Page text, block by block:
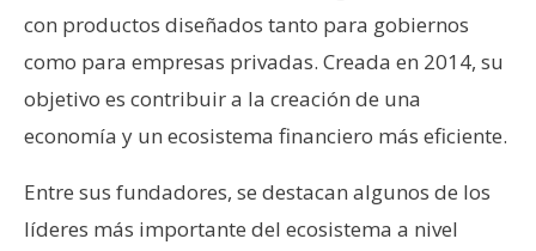
A
n
á
con productos diseñados tanto para gobiernos
como para empresas privadas. Creada en 2014, su
objetivo es contribuir a la creación de una
economía y un ecosistema financiero más eficiente.
Entre sus fundadores, se destacan algunos de los
líderes más importante del ecosistema a nivel